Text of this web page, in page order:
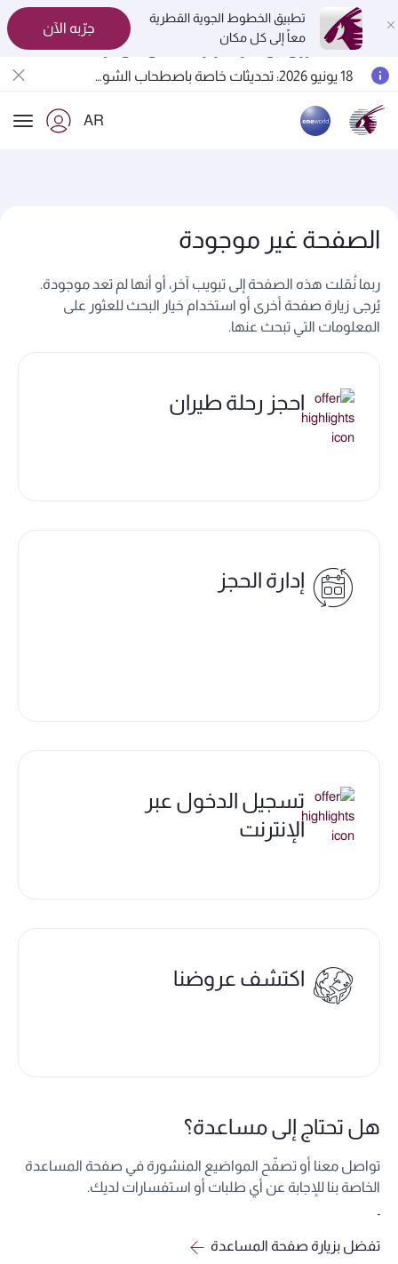
تطبيق الخطوط الجوية القطرية
معاً إلى كل مكان
جرّبه الآن
المسافرون بين الدوحة وأوكلاند على متن الرحلات الجوية رقم QR914 ورقم QR915
الخطوط الجوية القطرية تعزز شبكة وجهاتها العالمية لتشمل ما يزيد عن 160 وجهة
AR
الصفحة غير موجودة
ربما نُقلت هذه الصفحة إلى تبويب آخر، أو أنها لم تعد موجودة.
يُرجى زيارة صفحة أخرى أو استخدام خيار البحث للعثور على
المعلومات التي تبحث عنها.
احجز رحلة طيران
إدارة الحجز
تسجيل الدخول عبر
الإنترنت
اكتشف عروضنا
هل تحتاج إلى مساعدة؟
تواصل معنا أو تصفّح المواضيع المنشورة في صفحة المساعدة
الخاصة بنا للإجابة عن أي طلبات أو استفسارات لديك.
تفضل بزيارة صفحة المساعدة